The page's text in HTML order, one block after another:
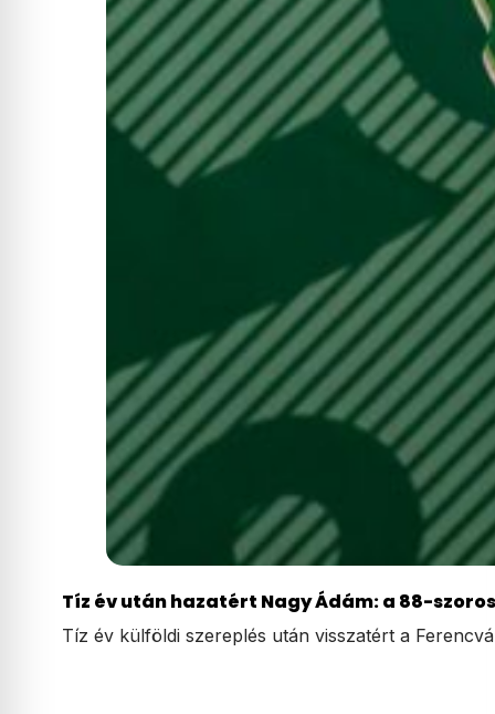
Tíz év után hazatért Nagy Ádám: a 88-
Tíz év külföldi szereplés után visszatért a